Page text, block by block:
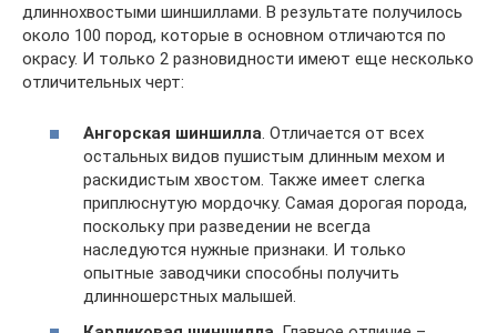
длиннохвостыми шиншиллами. В результате получилось
около 100 пород, которые в основном отличаются по
окрасу. И только 2 разновидности имеют еще несколько
отличительных черт:
Ангорская шиншилла. Отличается от всех
остальных видов пушистым длинным мехом и
раскидистым хвостом. Также имеет слегка
приплюснутую мордочку. Самая дорогая порода,
поскольку при разведении не всегда
наследуются нужные признаки. И только
опытные заводчики способны получить
длинношерстных малышей.